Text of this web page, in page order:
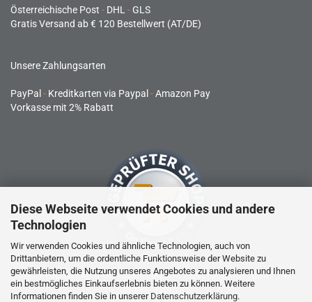
Diese Webseite verwendet Cookies und andere
Technologien
Wir verwenden Cookies und ähnliche Technologien, auch von
Drittanbietern, um die ordentliche Funktionsweise der Website zu
gewährleisten, die Nutzung unseres Angebotes zu analysieren und Ihnen
ein bestmögliches Einkaufserlebnis bieten zu können. Weitere
Informationen finden Sie in unserer Datenschutzerklärung.
Österreichische Post - DHL -GLS
Gratis Versand ab € 120 Bestellwert (AT/DE)
Unsere Zahlungsarten
PayPal - Kreditkarten via Paypal -Amazon Pay
Vorkasse mit 2% Rabatt
RC-Produkte sind kein Spielzeug und nicht für Kinder unter 14
Jahren geeignet.